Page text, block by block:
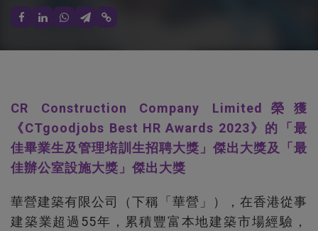
CR Construction Company Limited榮獲
《CTgoodjobs Best HR Awards 2023》的「最
佳畢業生及管理培訓生招聘大獎」傑出大獎及「最
佳辦公室設施大獎」傑出大獎
華營建築有限公司（下稱「華營」），在香港從事
建築業超過55年，累積豐富本地建築市場經驗，